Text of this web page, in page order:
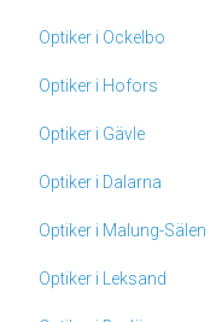
Optiker i Ockelbo
Optiker i Hofors
Optiker i Gävle
Optiker i Dalarna
Optiker i Malung-Sälen
Optiker i Leksand